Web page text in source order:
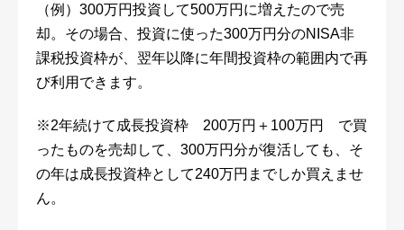
（例）300万円投資して500万円に増えたので売
却。その場合、投資に使った300万円分のNISA非
課税投資枠が、翌年以降に年間投資枠の範囲内で再
び利用できます。
※2年続けて成長投資枠 200万円＋100万円 で買
ったものを売却して、300万円分が復活しても、そ
の年は成長投資枠として240万円までしか買えませ
ん。